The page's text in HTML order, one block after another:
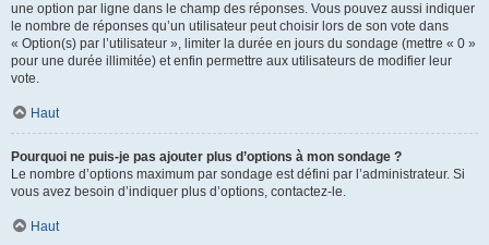
une option par ligne dans le champ des réponses. Vous pouvez aussi indiquer
le nombre de réponses qu’un utilisateur peut choisir lors de son vote dans
« Option(s) par l’utilisateur », limiter la durée en jours du sondage (mettre « 0 »
pour une durée illimitée) et enfin permettre aux utilisateurs de modifier leur
vote.
Haut
Pourquoi ne puis-je pas ajouter plus d’options à mon sondage ?
Le nombre d’options maximum par sondage est défini par l’administrateur. Si
vous avez besoin d’indiquer plus d’options, contactez-le.
Haut